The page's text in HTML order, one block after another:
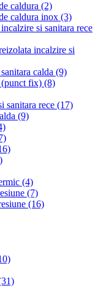
caldura (2)
caldura inox (3)
si sanitara rece
incalzire si
calda (9)
(punct fix) (8)
sanitara rece (17)
(9)
(4)
(7)
(16)